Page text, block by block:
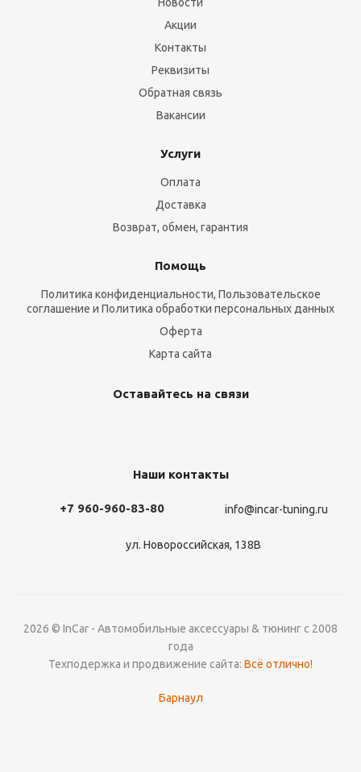
Акции
Контакты
Реквизиты
Обратная связь
Вакансии
Услуги
Оплата
Доставка
Возврат, обмен, гарантия
Помощь
Политика конфиденциальности, Пользовательское
соглашение и Политика обработки персональных данных
Оферта
Карта сайта
Оставайтесь на связи
Наши контакты
+7 960-960-83-80 info@incar-tuning.ru
ул. Новороссийская, 138В
2026 © InCar - Автомобильные аксессуары & тюнинг с 2008
года
Техподержка и продвижение сайта: Всё отлично!
Барнаул